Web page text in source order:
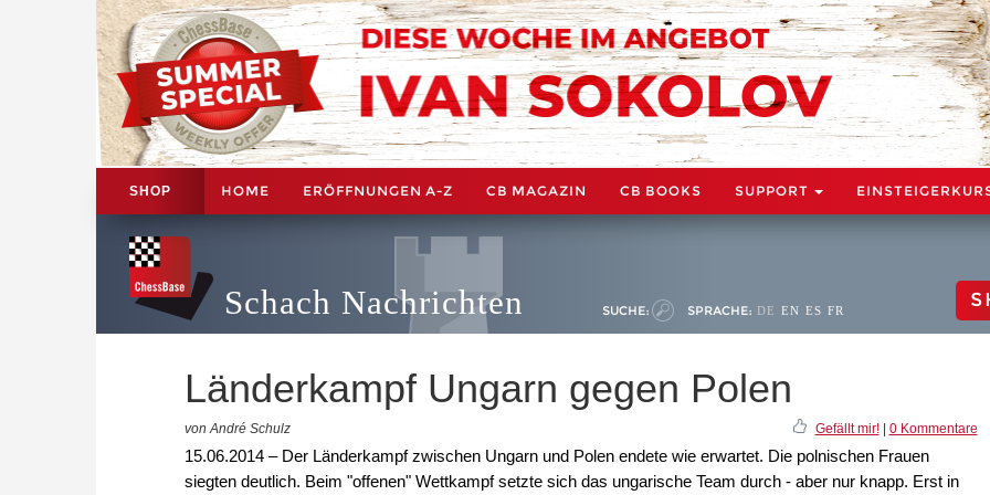
SHOP HOME ERÖFFNUNGEN A-Z CB MAGAZIN CB BOOKS SUPPORT
Schach Nachrichten SUCHE: SPRACHE: DE EN ES FR
Länderkampf Ungarn gegen Polen
von André Schulz Gefällt mir!| 0 Kommentare
15.06.2014 – Der Länderkampf zwischen Ungarn und Polen endete wie erwartet. Die polnischen Frauen
siegten deutlich. Beim "offenen" Wettkampf setzte sich das ungarische Team durch - aber nur knapp. Erst in